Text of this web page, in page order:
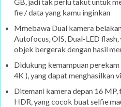
fie / data yang kamu inginkan
Mmebawa Dual kamera
Autofocus, OIS, Dual-LED
objek bergerak dengan hasil
Didukung kemampuan
4K ), yang dapat menghasilkan
Ditemani kamera depan 16
HDR, yang cocok buat selfie